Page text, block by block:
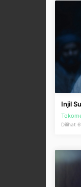
Injil
Dilihat